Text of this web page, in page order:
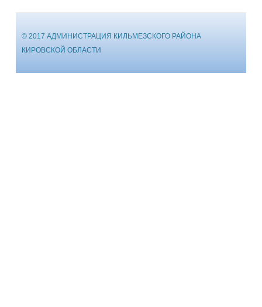
© 2017 АДМИНИСТРАЦИЯ КИЛЬМЕЗСКОГО РАЙОНА
КИРОВСКОЙ ОБЛАСТИ